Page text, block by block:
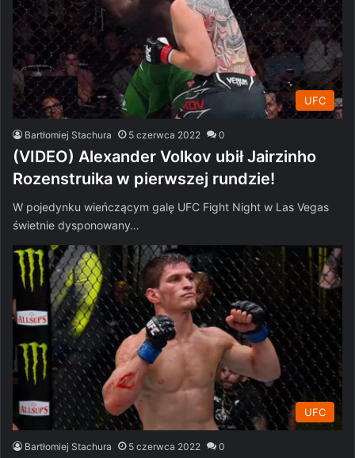
UFC
Bartłomiej Stachura 5 czerwca 2022 0
(VIDEO) Alexander Volkov ubił Jairzinho
Rozenstruika w pierwszej rundzie!
W pojedynku wieńczącym galę UFC Fight Night w Las Vegas
świetnie dysponowany…
UFC
Bartłomiej Stachura 5 czerwca 2022 0